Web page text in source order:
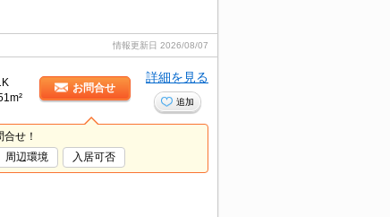
情報更新日 2026/08/07
お問合せ
詳細を見る
追加
せ！
周辺環境 入居可否